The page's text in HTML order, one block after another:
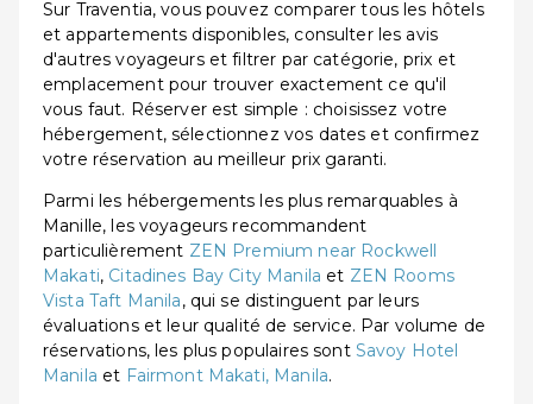
Sur Traventia, vous pouvez comparer tous les hôtels
et appartements disponibles, consulter les avis
d'autres voyageurs et filtrer par catégorie, prix et
emplacement pour trouver exactement ce qu'il
vous faut. Réserver est simple : choisissez votre
hébergement, sélectionnez vos dates et confirmez
votre réservation au meilleur prix garanti.
Parmi les hébergements les plus remarquables à
Manille, les voyageurs recommandent
particulièrement ZEN Premium near Rockwell
Makati, Citadines Bay City Manila et ZEN Rooms
Vista Taft Manila, qui se distinguent par leurs
évaluations et leur qualité de service. Par volume de
réservations, les plus populaires sont Savoy Hotel
Manila et Fairmont Makati, Manila.